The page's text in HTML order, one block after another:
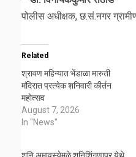
पोलीस अधीक्षक, छ.सं.नगर
Related
श्रावण महिन्यात भेंडाळा मारुती
मंदिरात प्रत्येक शनिवारी कीर्तन
महोत्सव
August 7, 2026
In "News"
शनि अमावस्येमुळे शनिशिंगणापूर येथे